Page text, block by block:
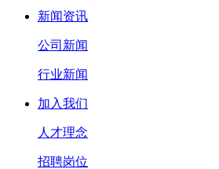
新闻资讯
公司新闻
行业新闻
加入我们
人才理念
招聘岗位